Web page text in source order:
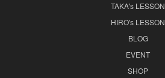
TAKA's LESSON
HIRO's LESSON
BLOG
EVENT
SHOP